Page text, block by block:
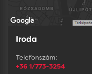
Iroda
Telefonszám:
+36 1/773-3254